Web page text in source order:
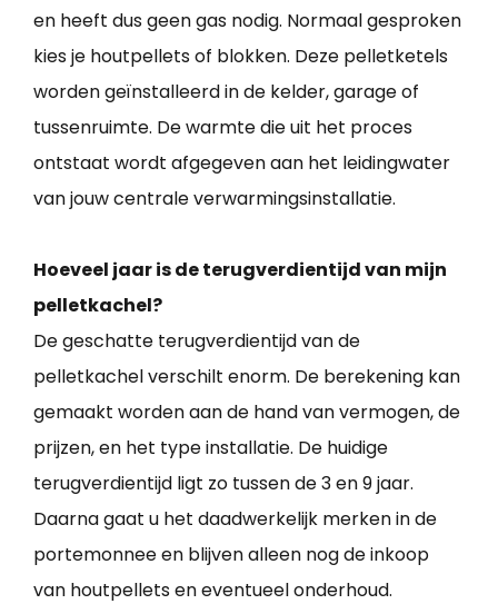
en heeft dus geen gas nodig. Normaal gesproken
kies je houtpellets of blokken. Deze pelletketels
worden geïnstalleerd in de kelder, garage of
tussenruimte. De warmte die uit het proces
ontstaat wordt afgegeven aan het leidingwater
van jouw centrale verwarmingsinstallatie.
Hoeveel jaar is de terugverdientijd van mijn
pelletkachel?
De geschatte terugverdientijd van de
pelletkachel verschilt enorm. De berekening kan
gemaakt worden aan de hand van vermogen, de
prijzen, en het type installatie. De huidige
terugverdientijd ligt zo tussen de 3 en 9 jaar.
Daarna gaat u het daadwerkelijk merken in de
portemonnee en blijven alleen nog de inkoop
van houtpellets en eventueel onderhoud.